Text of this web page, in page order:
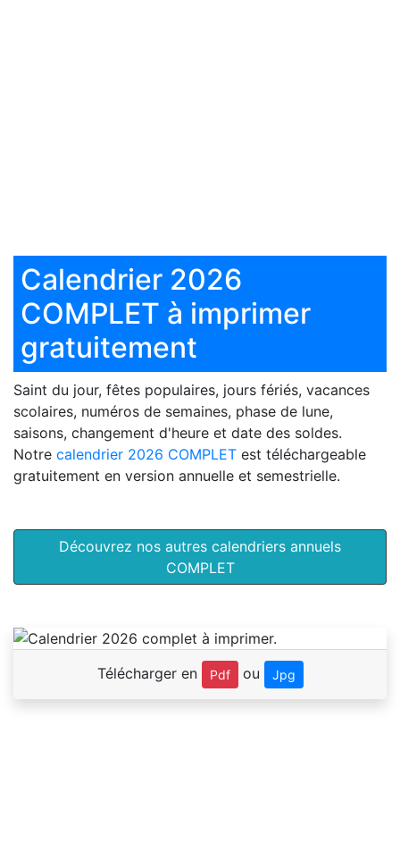
Calendrier 2026
COMPLET à imprimer
gratuitement
Saint du jour, fêtes populaires, jours fériés, vacances
scolaires, numéros de semaines, phase de lune,
saisons, changement d'heure et date des soldes.
Notre calendrier 2026 COMPLET est téléchargeable
gratuitement en version annuelle et semestrielle.
Découvrez nos autres calendriers annuels
COMPLET
Télécharger en Pdf ou Jpg